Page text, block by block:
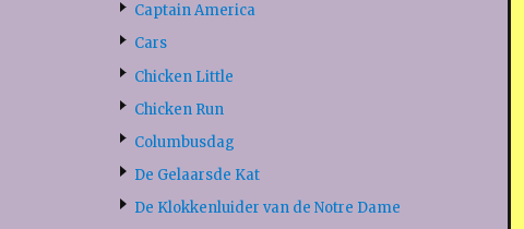
Captain America
Cars
Chicken Little
Chicken Run
Columbusdag
De Gelaarsde Kat
De Klokkenluider van de Notre Dame